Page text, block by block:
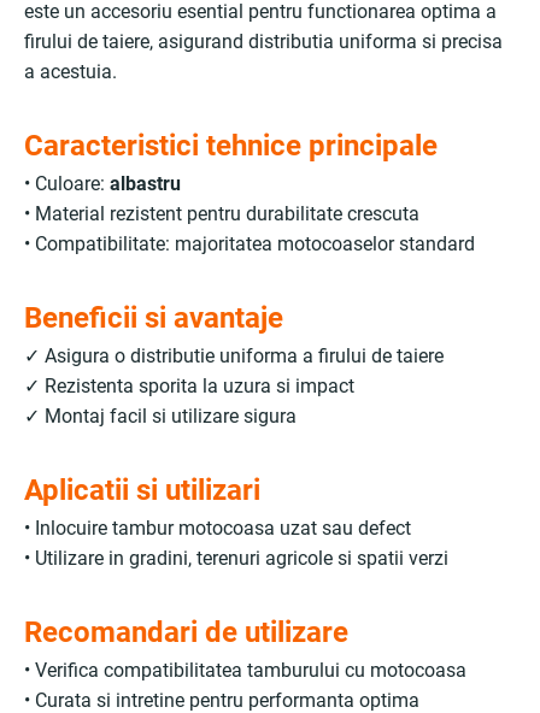
este un accesoriu esential pentru functionarea optima a
firului de taiere, asigurand distributia uniforma si precisa
a acestuia.
Caracteristici tehnice principale
• Culoare: albastru
• Material rezistent pentru durabilitate crescuta
• Compatibilitate: majoritatea motocoaselor standard
Beneficii si avantaje
✓ Asigura o distributie uniforma a firului de taiere
✓ Rezistenta sporita la uzura si impact
✓ Montaj facil si utilizare sigura
Aplicatii si utilizari
• Inlocuire tambur motocoasa uzat sau defect
• Utilizare in gradini, terenuri agricole si spatii verzi
Recomandari de utilizare
• Verifica compatibilitatea tamburului cu motocoasa
• Curata si intretine pentru performanta optima